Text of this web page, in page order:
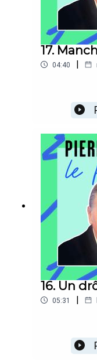
17.
04:40 |
16. Un
05:31 |